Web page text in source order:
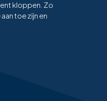
kloppen. Zo
toe zijn en